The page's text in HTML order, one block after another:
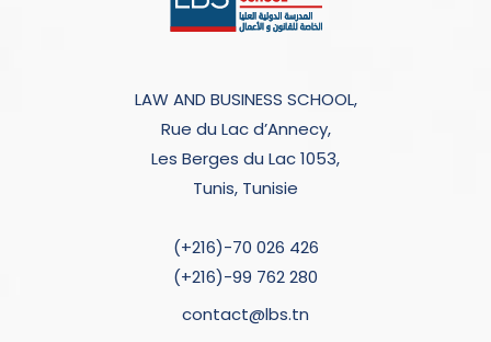
LAW AND BUSINESS SCHOOL,
Rue du Lac d’Annecy,
Les Berges du Lac 1053,
Tunis, Tunisie
(+216)-70 026 426
(+216)-99 762 280
contact@lbs.tn